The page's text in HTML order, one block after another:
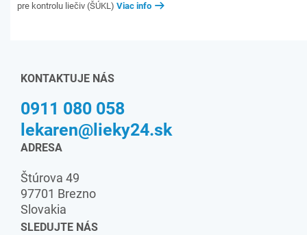
pre kontrolu liečiv (ŠÚKL) Viac info
KONTAKTUJE NÁS
0911 080 058
lekaren@lieky24.sk
ADRESA
Štúrova 49
97701 Brezno
Slovakia
SLEDUJTE NÁS